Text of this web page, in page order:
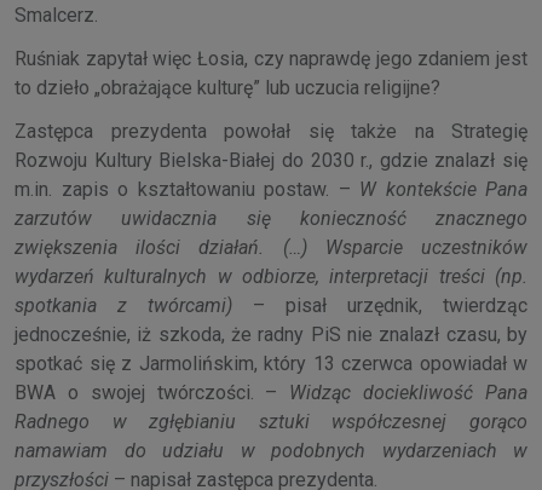
Smalcerz.
Ruśniak zapytał więc Łosia, czy naprawdę jego zdaniem jest
to dzieło „obrażające kulturę” lub uczucia religijne?
Zastępca prezydenta powołał się także na Strategię
Rozwoju Kultury Bielska-Białej do 2030 r., gdzie znalazł się
m.in. zapis o kształtowaniu postaw. – W kontekście Pana
zarzutów uwidacznia się konieczność znacznego
zwiększenia ilości działań. (…) Wsparcie uczestników
wydarzeń kulturalnych w odbiorze, interpretacji treści (np.
spotkania z twórcami) – pisał urzędnik, twierdząc
jednocześnie, iż szkoda, że radny PiS nie znalazł czasu, by
spotkać się z Jarmolińskim, który 13 czerwca opowiadał w
BWA o swojej twórczości. – Widząc dociekliwość Pana
Radnego w zgłębianiu sztuki współczesnej gorąco
namawiam do udziału w podobnych wydarzeniach w
przyszłości – napisał zastępca prezydenta.